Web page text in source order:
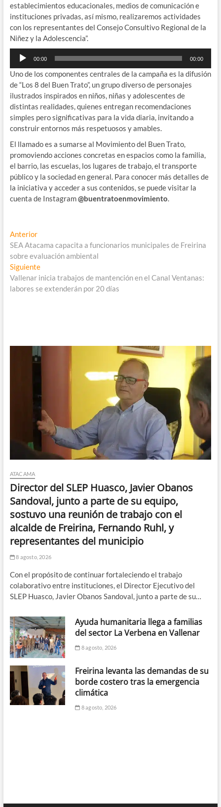
establecimientos educacionales, medios de comunicación e
instituciones privadas, así mismo, realizaremos actividades
con los representantes del Consejo Consultivo Regional de la
Niñez y la Adolescencia”.
Reproductor
audio
00:00 00:00
Uno de los componentes centrales de la campaña es la difusión
de “Los 8 del Buen Trato”, un grupo diverso de personajes
ilustrados inspirados en niños, niñas y adolescentes de
distintas realidades, quienes entregan recomendaciones
simples pero significativas para la vida diaria, invitando a
construir entornos más respetuosos y amables.
El llamado es a sumarse al Movimiento del Buen Trato,
promoviendo acciones concretas en espacios como la familia,
el barrio, las escuelas, los lugares de trabajo, el transporte
público y la sociedad en general. Para conocer más detalles de
la iniciativa y acceder a sus contenidos, se puede visitar la
cuenta de Instagram@buentratoenmovimiento.
Navegación
de
entradas
AnteriorEntrada
anterior:
SEA Atacama capacita a funcionarios municipales de Freirina
sobre evaluación ambiental
SiguienteEntrada
siguiente:
Vallenar inicia trabajos de mantención en el Canal Ventanas:
labores se extenderán por 20 días
ATACAMA
Director del SLEP Huasco, Javier Obanos
Sandoval, junto a parte de su equipo,
sostuvo una reunión de trabajo con el
alcalde de Freirina, Fernando Ruhl, y
representantes del municipio
8 agosto, 2026
Con el propósito de continuar fortaleciendo el trabajo
colaborativo entre instituciones, el Director Ejecutivo del
SLEP Huasco, Javier Obanos Sandoval, junto a parte de su…
Ayuda humanitaria llega a familias
del sector La Verbena en Vallenar
8 agosto, 2026
Freirina levanta las demandas de su
borde costero tras la emergencia
climática
8 agosto, 2026